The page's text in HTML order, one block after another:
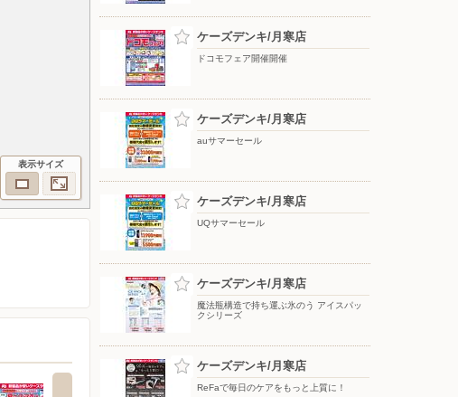
表示サイズ
ケーズデンキ/月寒店
ドコモフェア開催開催
ケーズデンキ/月寒店
auサマーセール
ケーズデンキ/月寒店
UQサマーセール
ケーズデンキ/月寒店
魔法瓶構造で持ち運ぶ氷のう アイスパッ
クシリーズ
ケーズデンキ/月寒店
ReFaで毎日のケアをもっと上質に！